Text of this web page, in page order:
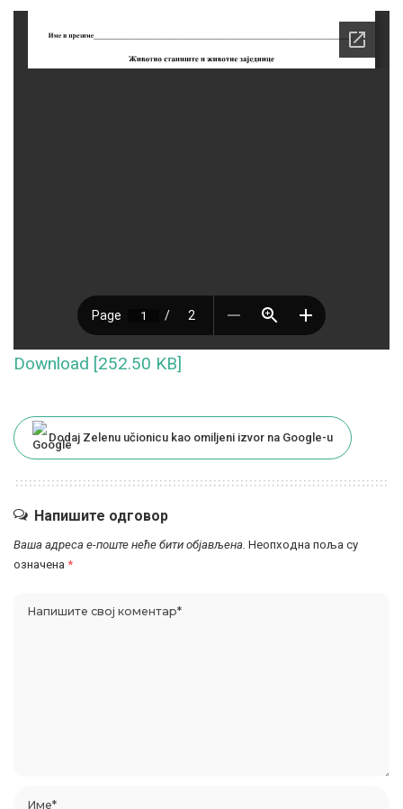
Download [252.50 KB]
Dodaj Zelenu učionicu kao omiljeni izvor na Google-u
Напишите одговор
Ваша адреса е-поште неће бити објављена. Неопходна поља су
означена *